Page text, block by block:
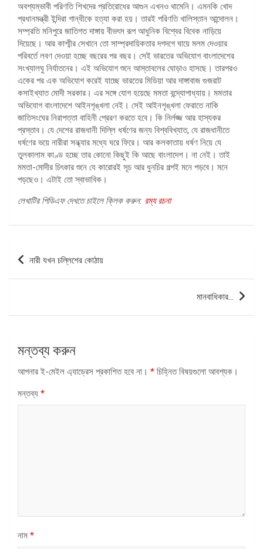
অবশ্যম্ভাবী পরিণতি শিখদের প্রতিরোধের আগুন এখনও থামেনি। এমনকি খোদ
প্রধানমন্ত্রী ইন্দিরা গান্ধীকে হত্যা করা হয়। তারই পরিণতি খালিস্তান আন্দোলন।
সম্প্রতি মনিপুরে জাতিগত দাঙ্গায় বীভৎস রূপ আধুনিক বিশ্বের বিবেক নাড়িয়ে
দিয়েছে। আর কাশ্মীর সেখানে তো সাম্প্রদায়িকতার দগদগে ঘায়ে মলম দেওয়ার
পরিবর্তে লবণ দেওয়া হচ্ছে বছরের পর বছর। সেই ভারতের অভিযোগ বাংলাদেশের
সংখ্যালঘু নির্যাতনের। এই অভিযোগ শুনে আস্তাবলের ঘোড়াও হাসছে। তারপরও
একের পর এক অভিযোগ করেই যাচ্ছে ভারতের মিডিয়া আর দাঙ্গাবাজ গুজরাট
কসাইখ্যাত মোদী সরকার। এর সঙ্গে যোগ হয়েছে মমতা বন্দ্যোপাধ্যায়। মমতার
অভিযোগ বাংলাদেশে আইনশৃঙ্খলা নেই। সেই আইনশৃঙ্খলা ফেরাতে নাকি
জাতিসংঘের নিরাপত্তা বাহিনী প্রেরণ করতে হবে। কি নির্লজ্জ আর হাস্যকর
প্রস্তাব। যে দেশের রাজধানী দিল্লি ধর্ষণের জন্য বিশ্ববিখ্যাত, যে রাজধানীতে
ধর্ষণের ভয়ে নারীরা সন্ধ্যার মধ্যে ঘরে ফিরে। আর কলকাতায় ধর্ষণ নিয়ে যে
তুলকালাম কাণ্ড হচ্ছে তার কোনো কিছুই কি আছে বাংলাদেশ। না নেই। তাই
মমতা-মোদীর চিৎকার শুনে যে কারোরই সূচ আর ধুনচির গল্পই মনে পড়বে। মনে
পড়ছেও। এটাই তো স্বাভাবিক।
লেখাটির পিডিএফ দেখতে চাইলে ক্লিক করুন: রম্য রচনা
পোস্ট
নারী যখন চল্লিশের কোঠায়
মানবাধিকার…
মন্তব্য করুন
আপনার ই-মেইল এ্যাড্রেস প্রকাশিত হবে না। * চিহ্নিত বিষয়গুলো আবশ্যক।
মন্তব্য *
নাম *